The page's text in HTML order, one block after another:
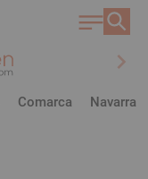
chevron_right
Comarca Navarra